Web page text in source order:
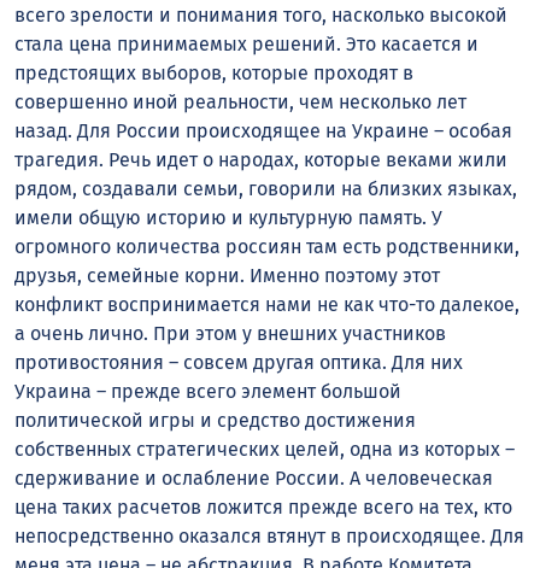
всего зрелости и понимания того, насколько высокой
стала цена принимаемых решений. Это касается и
предстоящих выборов, которые проходят в
совершенно иной реальности, чем несколько лет
назад. Для России происходящее на Украине – особая
трагедия. Речь идет о народах, которые веками жили
рядом, создавали семьи, говорили на близких языках,
имели общую историю и культурную память. У
огромного количества россиян там есть родственники,
друзья, семейные корни. Именно поэтому этот
конфликт воспринимается нами не как что-то далекое,
а очень лично. При этом у внешних участников
противостояния – совсем другая оптика. Для них
Украина – прежде всего элемент большой
политической игры и средство достижения
собственных стратегических целей, одна из которых –
сдерживание и ослабление России. А человеческая
цена таких расчетов ложится прежде всего на тех, кто
непосредственно оказался втянут в происходящее. Для